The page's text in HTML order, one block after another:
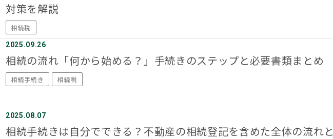
対策を解説
相続税
2025.09.26
相続の流れ「何から始める？」手続きのステップと必要書類まとめ
相続手続き 相続税
2025.08.07
相続手続きは自分でできる？不動産の相続登記を含めた全体の流れと